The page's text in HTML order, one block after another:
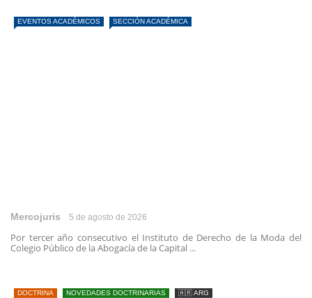
EVENTOS ACADÉMICOS SECCIÓN ACADÉMICA
Mercojuris 5 de agosto de 2026
Por tercer año consecutivo el Instituto de Derecho de la Moda del
Colegio Público de la Abogacía de la Capital ...
DOCTRINA NOVEDADES DOCTRINARIAS 🇦🇷 ARG